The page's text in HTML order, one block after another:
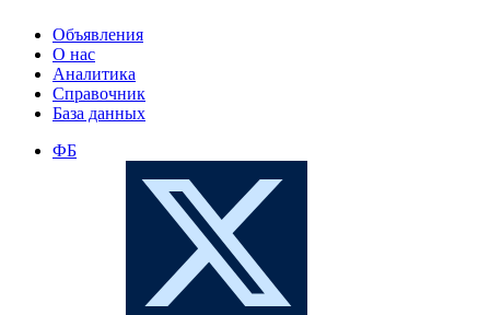
Объявления
О нас
Аналитика
Справочник
База данных
ФБ